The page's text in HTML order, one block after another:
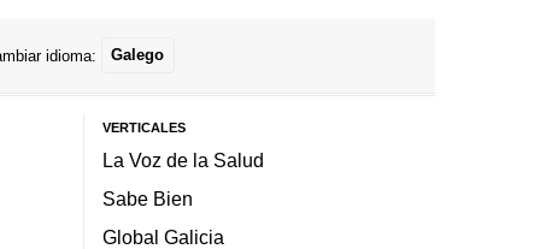
idioma: Galego
VERTICALES
La Voz de la Salud
Sabe Bien
Global Galicia